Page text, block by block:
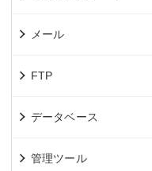
メール
FTP
データベース
管理ツール